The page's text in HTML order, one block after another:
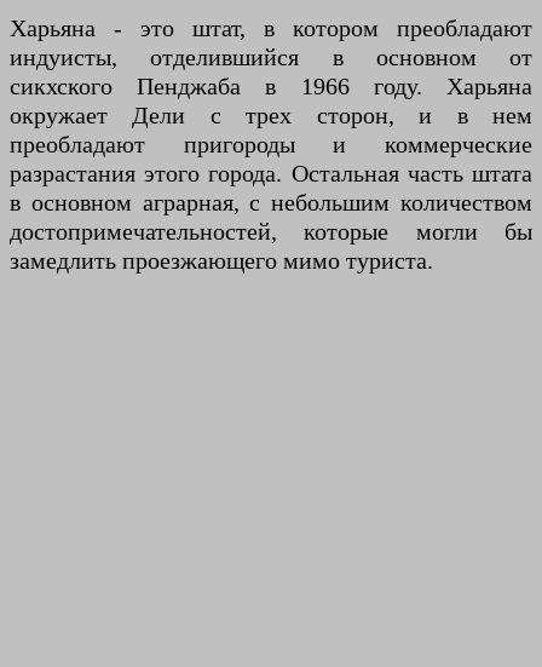
Харьяна - это штат, в котором преобладают
индуисты, отделившийся в основном от
сикхского Пенджаба в 1966 году. Харьяна
окружает Дели с трех сторон, и в нем
преобладают пригороды и коммерческие
разрастания этого города. Остальная часть штата
в основном аграрная, с небольшим количеством
достопримечательностей, которые могли бы
замедлить проезжающего мимо туриста.